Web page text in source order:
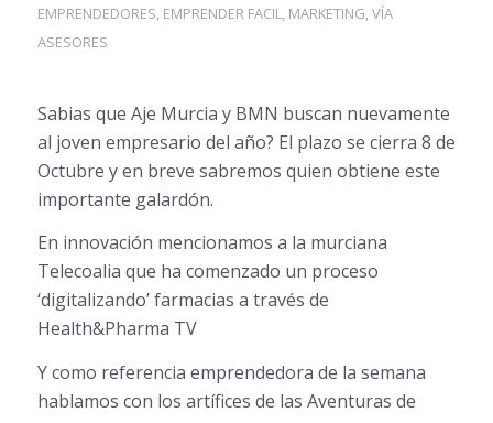
EMPRENDEDORES, EMPRENDER FACIL, MARKETING,VÍA
ASESORES
Sabias que Aje Murcia y BMN buscan nuevamente
al joven empresario del año? El plazo se cierra 8 de
Octubre y en breve sabremos quien obtiene este
importante galardón.
En innovación mencionamos a la murciana
Telecoalia que ha comenzado un proceso
‘digitalizando’ farmacias a través de
Health&Pharma TV
Y como referencia emprendedora de la semana
hablamos con los artífices de las Aventuras de